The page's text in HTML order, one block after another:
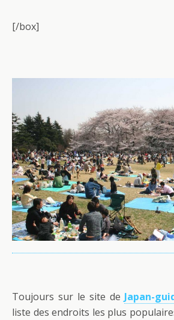
[/box]
Toujours sur le site de Japan-
liste des endroits les plus